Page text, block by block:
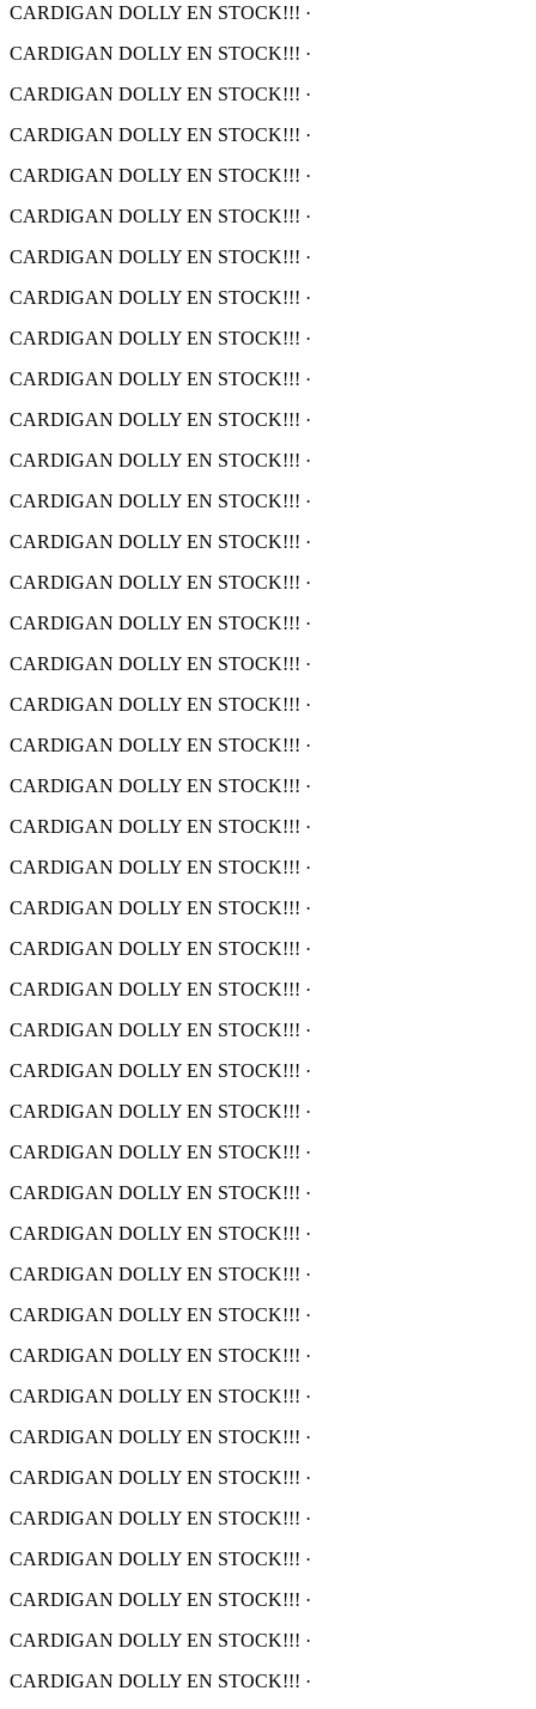
CARDIGAN DOLLY EN STOCK!!! ·
CARDIGAN DOLLY EN STOCK!!! ·
CARDIGAN DOLLY EN STOCK!!! ·
CARDIGAN DOLLY EN STOCK!!! ·
CARDIGAN DOLLY EN STOCK!!! ·
CARDIGAN DOLLY EN STOCK!!! ·
CARDIGAN DOLLY EN STOCK!!! ·
CARDIGAN DOLLY EN STOCK!!! ·
CARDIGAN DOLLY EN STOCK!!! ·
CARDIGAN DOLLY EN STOCK!!! ·
CARDIGAN DOLLY EN STOCK!!! ·
CARDIGAN DOLLY EN STOCK!!! ·
CARDIGAN DOLLY EN STOCK!!! ·
CARDIGAN DOLLY EN STOCK!!! ·
CARDIGAN DOLLY EN STOCK!!! ·
CARDIGAN DOLLY EN STOCK!!! ·
CARDIGAN DOLLY EN STOCK!!! ·
CARDIGAN DOLLY EN STOCK!!! ·
CARDIGAN DOLLY EN STOCK!!! ·
CARDIGAN DOLLY EN STOCK!!! ·
CARDIGAN DOLLY EN STOCK!!! ·
CARDIGAN DOLLY EN STOCK!!! ·
CARDIGAN DOLLY EN STOCK!!! ·
CARDIGAN DOLLY EN STOCK!!! ·
CARDIGAN DOLLY EN STOCK!!! ·
CARDIGAN DOLLY EN STOCK!!! ·
CARDIGAN DOLLY EN STOCK!!! ·
CARDIGAN DOLLY EN STOCK!!! ·
CARDIGAN DOLLY EN STOCK!!! ·
CARDIGAN DOLLY EN STOCK!!! ·
CARDIGAN DOLLY EN STOCK!!! ·
CARDIGAN DOLLY EN STOCK!!! ·
CARDIGAN DOLLY EN STOCK!!! ·
CARDIGAN DOLLY EN STOCK!!! ·
CARDIGAN DOLLY EN STOCK!!! ·
CARDIGAN DOLLY EN STOCK!!! ·
CARDIGAN DOLLY EN STOCK!!! ·
CARDIGAN DOLLY EN STOCK!!! ·
CARDIGAN DOLLY EN STOCK!!! ·
CARDIGAN DOLLY EN STOCK!!! ·
CARDIGAN DOLLY EN STOCK!!! ·
CARDIGAN DOLLY EN STOCK!!! ·